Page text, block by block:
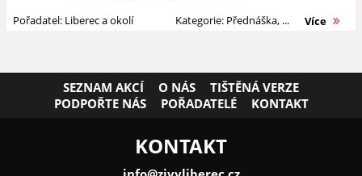
Pořadatel: Liberec a okolí
Kategorie: Přednáška, ... Více
SEZNAM AKCÍ O NÁS
TIŠTĚNÁ VERZE
PODPOŘTE NÁS
POŘADATELÉ KONTAKT
KONTAKT